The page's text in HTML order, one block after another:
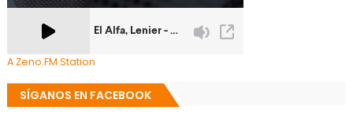
A Zeno.FM Station
SÍGANOS EN FACEBOOK